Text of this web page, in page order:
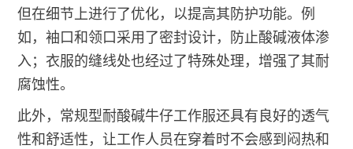
但在细节上进行了优化，以提高其防护功能。例
如，袖口和领口采用了密封设计，防止酸碱液体渗
入；衣服的缝线处也经过了特殊处理，增强了其耐
腐蚀性。
此外，常规型耐酸碱牛仔工作服还具有良好的透气
性和舒适性，让工作人员在穿着时不会感到闷热和